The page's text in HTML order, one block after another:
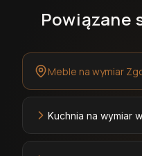
Powiązane
Meble na wymiar
Kuchnia na wymiar